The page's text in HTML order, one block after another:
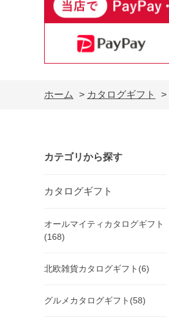
ホーム > カタログギフト >
カテゴリから探す
カタログギフト
オールマイティカタログギフト
(168)
北欧雑貨カタログギフト(6)
グルメカタログギフト(58)